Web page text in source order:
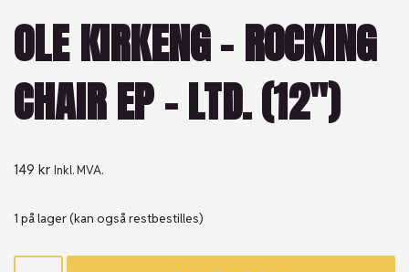
OLE KIRKENG – ROCKING
CHAIR EP – LTD. (12″)
149 kr Inkl. MVA.
1 på lager (kan også restbestilles)